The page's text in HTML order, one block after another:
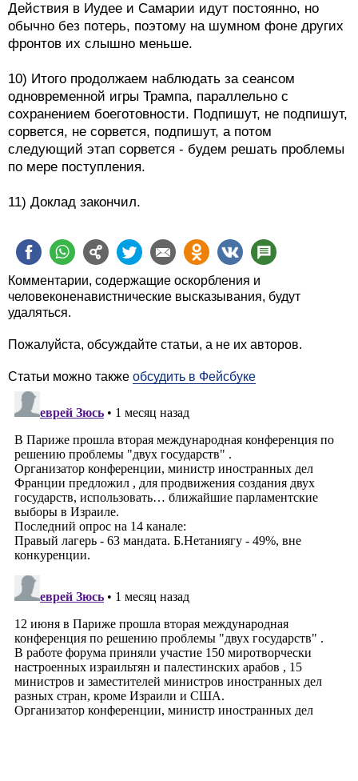
Действия в Иудее и Самарии идут постоянно, но
обычно без потерь, поэтому на шумном фоне других
фронтов их слышно меньше.
10) Итого продолжаем наблюдать за сеансом
одновременной игры Трампа, параллельно с
сохранением боеготовности. Подпишут, не подпишут,
сорвется, не сорвется, подпишут, а потом
следующий этап сорвется - будем решать проблемы
по мере поступления.
11) Доклад закончил.
Комментарии, содержащие оскорбления и
человеконенавистнические высказывания, будут
удаляться.
Пожалуйста, обсуждайте статьи, а не их авторов.
Статьи можно также обсудить в Фейсбуке